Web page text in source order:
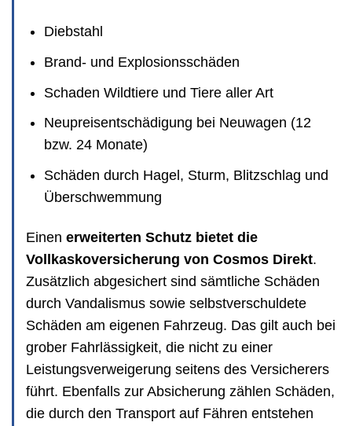
Diebstahl
Brand- und Explosionsschäden
Schaden Wildtiere und Tiere aller Art
Neupreisentschädigung bei Neuwagen (12
bzw. 24 Monate)
Schäden durch Hagel, Sturm, Blitzschlag und
Überschwemmung
Einen erweiterten Schutz bietet die
Vollkaskoversicherung von Cosmos Direkt.
Zusätzlich abgesichert sind sämtliche Schäden
durch Vandalismus sowie selbstverschuldete
Schäden am eigenen Fahrzeug. Das gilt auch bei
grober Fahrlässigkeit, die nicht zu einer
Leistungsverweigerung seitens des Versicherers
führt. Ebenfalls zur Absicherung zählen Schäden,
die durch den Transport auf Fähren entstehen